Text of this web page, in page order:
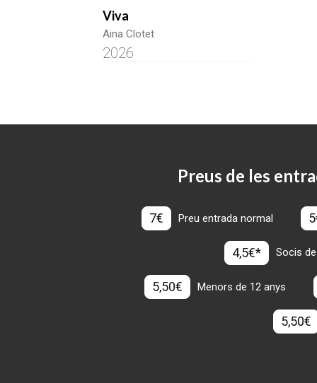
Viva
Aina Clotet
2026
Preus de les
7€ Preu entrada normal
4,5€* Socis
5,50€ Menors de 12 anys
5,50€